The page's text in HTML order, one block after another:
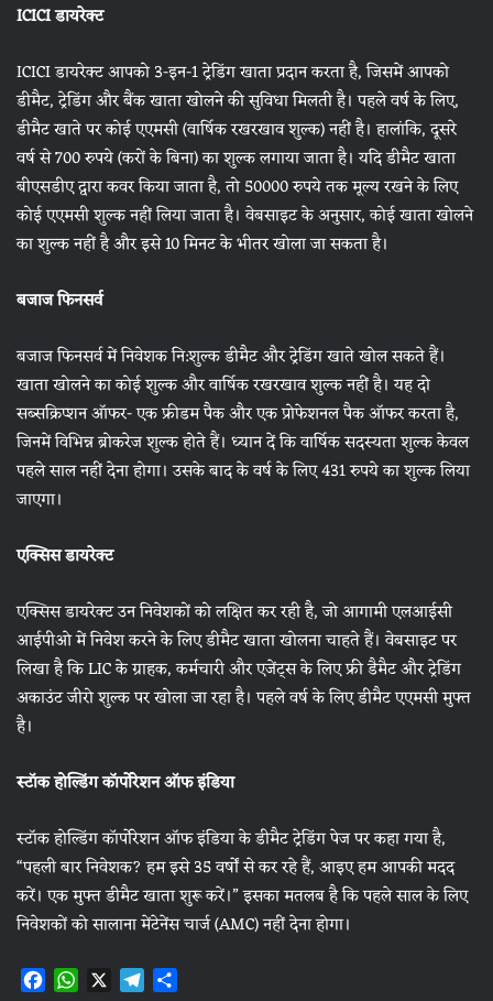
ICICI डायरेक्ट
ICICI डायरेक्ट आपको 3-इन-1 ट्रेडिंग खाता प्रदान करता है, जिसमें आपको
डीमैट, ट्रेडिंग और बैंक खाता खोलने की सुविधा मिलती है। पहले वर्ष के लिए,
डीमैट खाते पर कोई एएमसी (वार्षिक रखरखाव शुल्क) नहीं है। हालांकि, दूसरे
वर्ष से 700 रुपये (करों के बिना) का शुल्क लगाया जाता है। यदि डीमैट खाता
बीएसडीए द्वारा कवर किया जाता है, तो 50000 रुपये तक मूल्य रखने के लिए
कोई एएमसी शुल्क नहीं लिया जाता है। वेबसाइट के अनुसार, कोई खाता खोलने
का शुल्क नहीं है और इसे 10 मिनट के भीतर खोला जा सकता है।
बजाज फिनसर्व
बजाज फिनसर्व में निवेशक नि:शुल्क डीमैट और ट्रेडिंग खाते खोल सकते हैं।
खाता खोलने का कोई शुल्क और वार्षिक रखरखाव शुल्क नहीं है। यह दो
सब्सक्रिप्शन ऑफर- एक फ्रीडम पैक और एक प्रोफेशनल पैक ऑफर करता है,
जिनमें विभिन्न ब्रोकरेज शुल्क होते हैं। ध्यान दें कि वार्षिक सदस्यता शुल्क केवल
पहले साल नहीं देना होगा। उसके बाद के वर्ष के लिए 431 रुपये का शुल्क लिया
जाएगा।
एक्सिस डायरेक्ट
एक्सिस डायरेक्ट उन निवेशकों को लक्षित कर रही है, जो आगामी एलआईसी
आईपीओ में निवेश करने के लिए डीमैट खाता खोलना चाहते हैं। वेबसाइट पर
लिखा है कि LIC के ग्राहक, कर्मचारी और एजेंट्स के लिए फ्री डैमैट और ट्रेडिंग
अकाउंट जीरो शुल्क पर खोला जा रहा है। पहले वर्ष के लिए डीमैट एएमसी मुफ्त
है।
स्टॉक होल्डिंग कॉर्पोरेशन ऑफ इंडिया
स्टॉक होल्डिंग कॉर्पोरेशन ऑफ इंडिया के डीमैट ट्रेडिंग पेज पर कहा गया है,
“पहली बार निवेशक? हम इसे 35 वर्षों से कर रहे हैं, आइए हम आपकी मदद
करें। एक मुफ्त डीमैट खाता शुरू करें।” इसका मतलब है कि पहले साल के लिए
निवेशकों को सालाना मेंटेनेंस चार्ज (AMC) नहीं देना होगा।
F W X T